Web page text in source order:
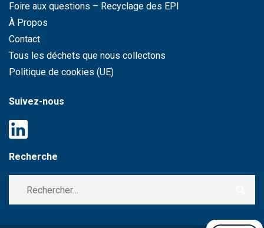
Foire aux questions – Recyclage des EPI
À Propos
Contact
Tous les déchets que nous collectons
Politique de cookies (UE)
Suivez-nous
Recherche